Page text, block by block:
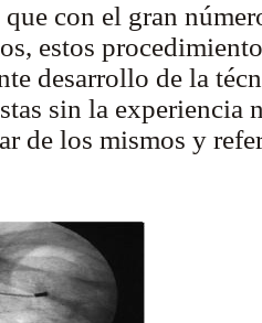
que con el gran
estos
desarrollo de la
sin la experiencia
de los mismos y